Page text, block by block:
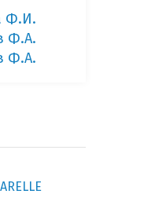
Ф.И.
Ф.А.
Ф.А.